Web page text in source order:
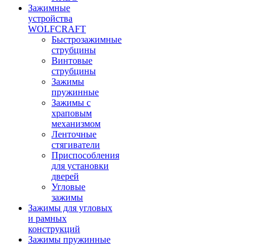
Зажимные
устройства
WOLFCRAFT
Быстрозажимные
струбцины
Винтовые
струбцины
Зажимы
пружинные
Зажимы с
храповым
механизмом
Ленточные
стягиватели
Приспособления
для установки
дверей
Угловые
зажимы
Зажимы для угловых
и рамных
конструкций
Зажимы пружинные